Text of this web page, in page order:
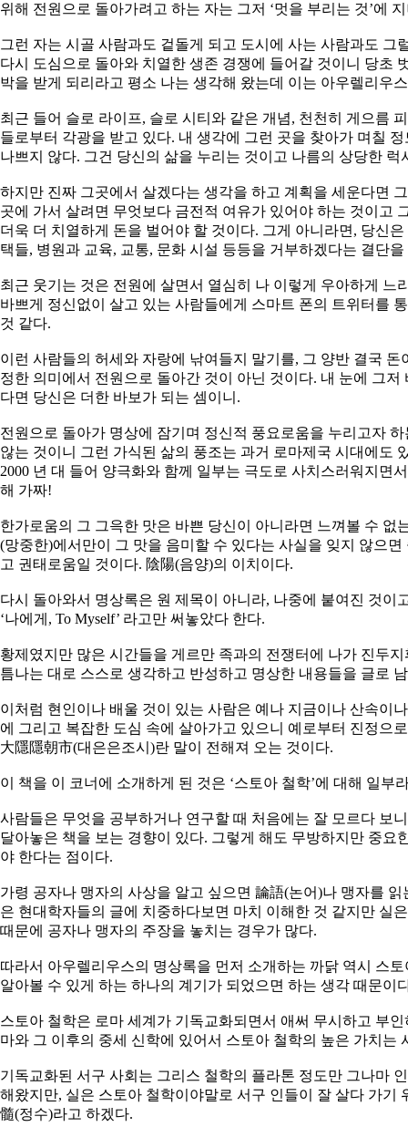
위해 전원으로 돌아가려고 하는 자는 그저 ‘멋을 부리는 것’에
그런 자는 시골 사람과도 겉돌게 되고 도시에 사는 사람과도 그
다시 도심으로 돌아와 치열한 생존 경쟁에 들어갈 것이니 당초
박을 받게 되리라고 평소 나는 생각해 왔는데 이는 아우렐리우
최근 들어 슬로 라이프, 슬로 시티와 같은 개념, 천천히 게으름
들로부터 각광을 받고 있다. 내 생각에 그런 곳을 찾아가 며칠
나쁘지 않다. 그건 당신의 삶을 누리는 것이고 나름의 상당한 럭
하지만 진짜 그곳에서 살겠다는 생각을 하고 계획을 세운다면
곳에 가서 살려면 무엇보다 금전적 여유가 있어야 하는 것이고
더욱 더 치열하게 돈을 벌어야 할 것이다. 그게 아니라면, 당신
택들, 병원과 교육, 교통, 문화 시설 등등을 거부하겠다는 결단
최근 웃기는 것은 전원에 살면서 열심히 나 이렇게 우아하게 느
바쁘게 정신없이 살고 있는 사람들에게 스마트 폰의 트위터를
것 같다.
이런 사람들의 허세와 자랑에 낚여들지 말기를, 그 양반 결국
정한 의미에서 전원으로 돌아간 것이 아닌 것이다. 내 눈에 그
다면 당신은 더한 바보가 되는 셈이니.
전원으로 돌아가 명상에 잠기며 정신적 풍요로움을 누리고자
않는 것이니 그런 가식된 삶의 풍조는 과거 로마제국 시대에도
2000 년 대 들어 양극화와 함께 일부는 극도로 사치스러워지면
해 가짜!
한가로움의 그 그윽한 맛은 바쁜 당신이 아니라면 느껴볼 수 없
(망중한)에서만이 그 맛을 음미할 수 있다는 사실을 잊지 않으
고 권태로움일 것이다. 陰陽(음양)의 이치이다.
다시 돌아와서 명상록은 원 제목이 아니라, 나중에 붙여진 것이
‘나에게, To Myself’ 라고만 써놓았다 한다.
황제였지만 많은 시간들을 게르만 족과의 전쟁터에 나가 진두
틈나는 대로 스스로 생각하고 반성하고 명상한 내용들을 글로
이처럼 현인이나 배울 것이 있는 사람은 예나 지금이나 산속이
에 그리고 복잡한 도심 속에 살아가고 있으니 예로부터 진정으
大隱隱朝市(대은은조시)란 말이 전해져 오는 것이다.
이 책을 이 코너에 소개하게 된 것은 ‘스토아 철학’에 대해 일부
사람들은 무엇을 공부하거나 연구할 때 처음에는 잘 모르다 보
달아놓은 책을 보는 경향이 있다. 그렇게 해도 무방하지만 중요
야 한다는 점이다.
가령 공자나 맹자의 사상을 알고 싶으면 論語(논어)나 맹자를
은 현대학자들의 글에 치중하다보면 마치 이해한 것 같지만 실
때문에 공자나 맹자의 주장을 놓치는 경우가 많다.
따라서 아우렐리우스의 명상록을 먼저 소개하는 까닭 역시 스
알아볼 수 있게 하는 하나의 계기가 되었으면 하는 생각 때문이
스토아 철학은 로마 세계가 기독교화되면서 애써 무시하고 부
마와 그 이후의 중세 신학에 있어서 스토아 철학의 높은 가치는
기독교화된 서구 사회는 그리스 철학의 플라톤 정도만 그나마
해왔지만, 실은 스토아 철학이야말로 서구 인들이 잘 살다 가기
髓(정수)라고 하겠다.